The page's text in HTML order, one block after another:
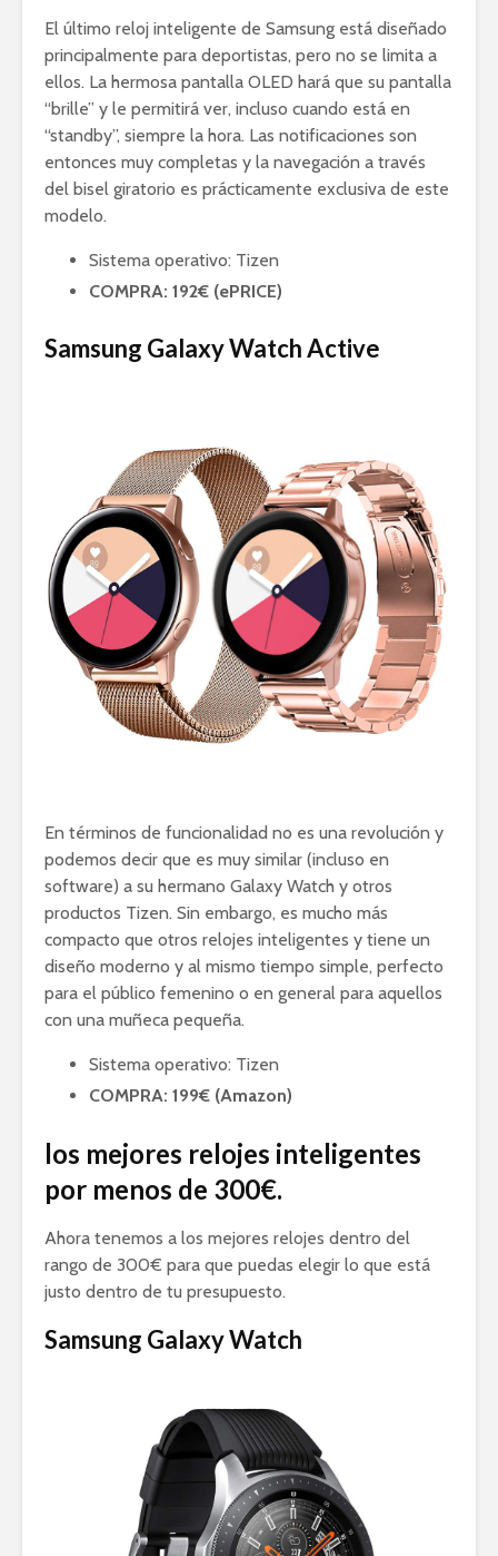
El último reloj inteligente de Samsung está diseñado
principalmente para deportistas, pero no se limita a
ellos. La hermosa pantalla OLED hará que su pantalla
“brille” y le permitirá ver, incluso cuando está en
“standby”, siempre la hora. Las notificaciones son
entonces muy completas y la navegación a través
del bisel giratorio es prácticamente exclusiva de este
modelo.
Sistema operativo: Tizen
COMPRA: 192€ (ePRICE)
Samsung Galaxy Watch Active
En términos de funcionalidad no es una revolución y
podemos decir que es muy similar (incluso en
software) a su hermano Galaxy Watch y otros
productos Tizen. Sin embargo, es mucho más
compacto que otros relojes inteligentes y tiene un
diseño moderno y al mismo tiempo simple, perfecto
para el público femenino o en general para aquellos
con una muñeca pequeña.
Sistema operativo: Tizen
COMPRA: 199€ (Amazon)
los mejores relojes inteligentes
por menos de 300€.
Ahora tenemos a los mejores relojes dentro del
rango de 300€ para que puedas elegir lo que está
justo dentro de tu presupuesto.
Samsung Galaxy Watch